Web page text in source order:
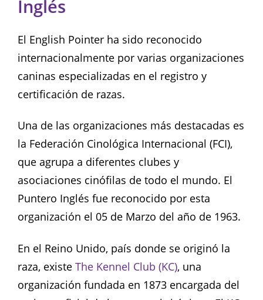
Inglés
El English Pointer ha sido reconocido
internacionalmente por varias organizaciones
caninas especializadas en el registro y
certificación de razas.
Una de las organizaciones más destacadas es
la Federación Cinológica Internacional (FCI),
que agrupa a diferentes clubes y
asociaciones cinófilas de todo el mundo. El
Puntero Inglés fue reconocido por esta
organización el 05 de Marzo del año de 1963.
En el Reino Unido, país donde se originó la
raza, existe The Kennel Club (KC), una
organización fundada en 1873 encargada del